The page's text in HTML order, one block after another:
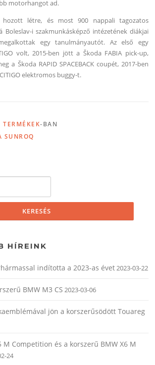
motorhangot ad.
hozott létre, és most 900 nappali tagozatos
i szakmunkásképző intézetének diákjai
egy tanulmányautót. Az első egy
volt, 2015-ben jött a Škoda FABIA pick-up,
a Škoda RAPID SPACEBACK coupét, 2017-ben
elektromos buggy-t.
TERMÉKEK-BAN
SUNROQ
HÍREINK
indította a 2023-as évet2023-03-22
BMW M3 CS 2023-03-06
jön a korszerűsödött Touareg
M Competition és a korszerű BMW X6 M
24